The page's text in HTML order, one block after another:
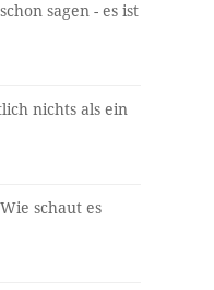
sagen - es ist
nichts als ein
schaut es